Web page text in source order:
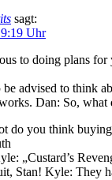
sagt:
Uhr
to doing plans
advised to think
Dan: So, what
do you think buying
„Custard’s
Stan! Kyle: They